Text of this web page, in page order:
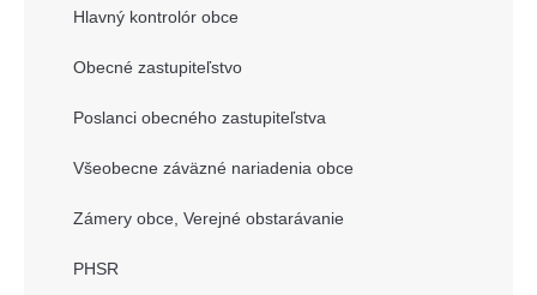
Hlavný kontrolór obce
Obecné zastupiteľstvo
Poslanci obecného zastupiteľstva
Všeobecne záväzné nariadenia obce
Zámery obce, Verejné obstarávanie
PHSR